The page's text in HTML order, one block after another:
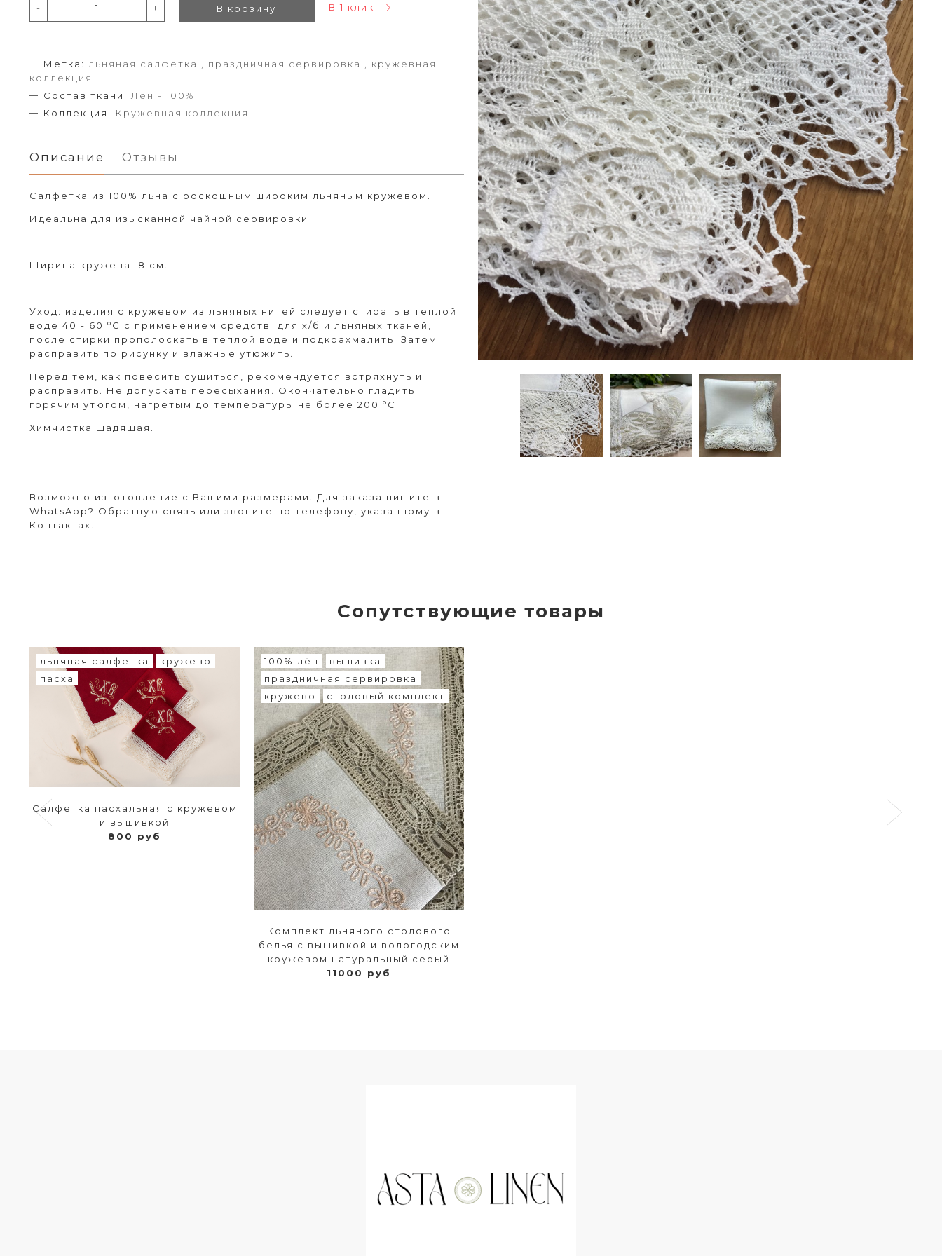
- + В корзину В 1 клик
Метка: льняная салфетка , праздничная сервировка , кружевная
коллекция
Состав ткани: Лён - 100%
Коллекция:
Кружевная коллекция
Описание Отзывы
Салфетка из 100% льна с роскошным широким льняным кружевом.
Идеальна для изысканной чайной сервировки
Ширина кружева: 8 см.
Уход: изделия с кружевом из льняных нитей следует стирать в теплой
воде 40 - 60
о С с применением средств для х/б и льняных тканей,
после стирки прополоскать в теплой воде и подкрахмалить. Затем
расправить по рисунку и влажные утюжить.
Перед тем, как повесить сушиться, рекомендуется встряхнуть и
расправить. Не допускать пересыхания. Окончательно гладить
горячим утюгом, нагретым до температуры не более 200
о С.
Химчистка щадящая.
Возможно изготовление с Вашими размерами. Для заказа пишите в
WhatsApp? Обратную связь или звоните по телефону, указанному в
Контактах.
Сопутствующие товары
льняная салфетка
кружево
пасха
Салфетка пасхальная с кружевом
и вышивкой
800 руб
100% лён
вышивка
праздничная сервировка
кружево
столовый комплект
Комплект льняного столового
белья с вышивкой и вологодским
кружевом натуральный серый
11000 руб